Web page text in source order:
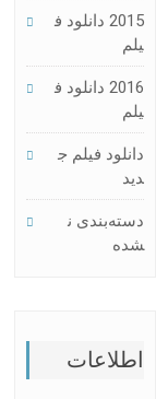
2015 دانلود ف
یلم
2016 دانلود ف
یلم
دانلود فیلم ج
دید
دسته‌بندی ن
شده
اطلاعات